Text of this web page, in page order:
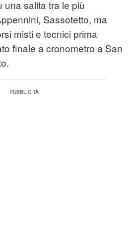
una salita tra le più
Sassotetto, ma
misti e tecnici prima
finale a cronometro a San